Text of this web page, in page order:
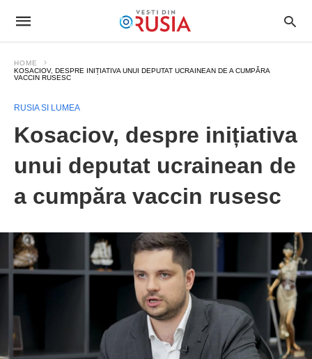
HOME
KOSACIOV, DESPRE INIȚIATIVA UNUI DEPUTAT UCRAINEAN DE A CUMPĂRA
VACCIN RUSESC
RUSIA SI LUMEA
Kosaciov, despre inițiativa
unui deputat ucrainean de
a cumpăra vaccin rusesc